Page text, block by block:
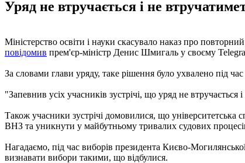
Уряд не втручається і не
Міністерство освіти і науки скасувало наказ про
повідомив прем'єр-міністр Денис Шмигаль у своєму
За словами глави уряду, таке рішення було ухвалено під
"Запевнив усіх учасників зустрічі, що уряд не
Також учасники зустрічі домовилися, що університетська
ВНЗ та уникнути у майбутньому тривалих судових
Нагадаємо, під час виборів президента Києво-
визнавати вибори такими, що відбулися.